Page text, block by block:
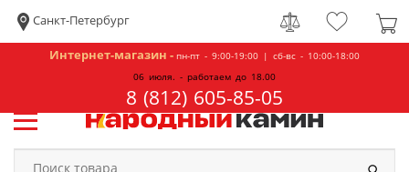
Санкт-Петербург
Интернет-магазин - пн-пт - 9:00-19:00 | сб-вс - 10:00-18:00
06 июля. - работаем до 18.00
8 (812) 605-85-05